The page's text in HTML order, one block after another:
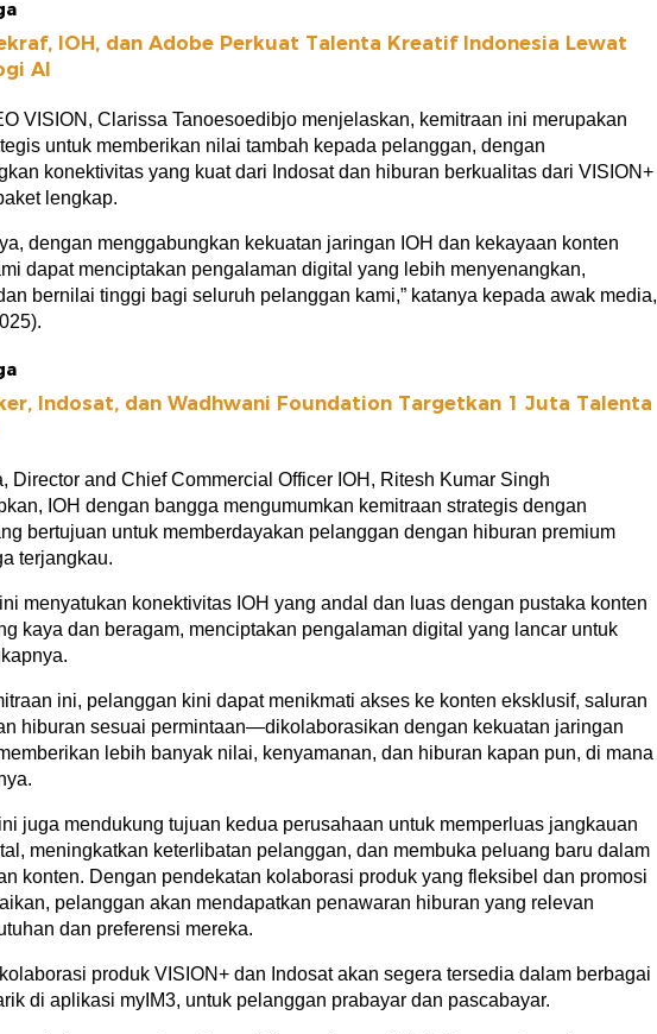
IOH, dan Adobe Perkuat Talenta Kreatif Indonesia Lewat
AI
VISION, Clarissa Tanoesoedibjo menjelaskan, kemitraan ini merupakan
untuk memberikan nilai tambah kepada pelanggan, dengan
konektivitas yang kuat dari Indosat dan hiburan berkualitas dari VISION+
lengkap.
dengan menggabungkan kekuatan jaringan IOH dan kekayaan konten
dapat menciptakan pengalaman digital yang lebih menyenangkan,
bernilai tinggi bagi seluruh pelanggan kami,” katanya kepada awak media,
Indosat, dan Wadhwani Foundation Targetkan 1 Juta Talenta
Director and Chief Commercial Officer IOH, Ritesh Kumar Singh
IOH dengan bangga mengumumkan kemitraan strategis dengan
bertujuan untuk memberdayakan pelanggan dengan hiburan premium
terjangkau.
menyatukan konektivitas IOH yang andal dan luas dengan pustaka konten
kaya dan beragam, menciptakan pengalaman digital yang lancar untuk
ini, pelanggan kini dapat menikmati akses ke konten eksklusif, saluran
hiburan sesuai permintaan—dikolaborasikan dengan kekuatan jaringan
lebih banyak nilai, kenyamanan, dan hiburan kapan pun, di mana
juga mendukung tujuan kedua perusahaan untuk memperluas jangkauan
meningkatkan keterlibatan pelanggan, dan membuka peluang baru dalam
konten. Dengan pendekatan kolaborasi produk yang fleksibel dan promosi
pelanggan akan mendapatkan penawaran hiburan yang relevan
dan preferensi mereka.
produk VISION+ dan Indosat akan segera tersedia dalam berbagai
di aplikasi myIM3, untuk pelanggan prabayar dan pascabayar.